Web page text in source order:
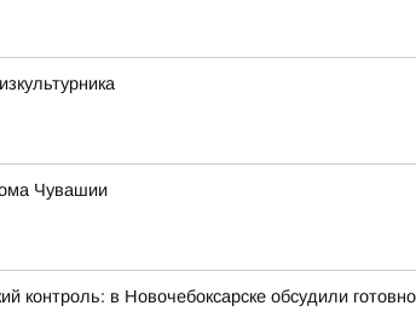
Чувашии
контроль: в Новочебоксарске обсудили